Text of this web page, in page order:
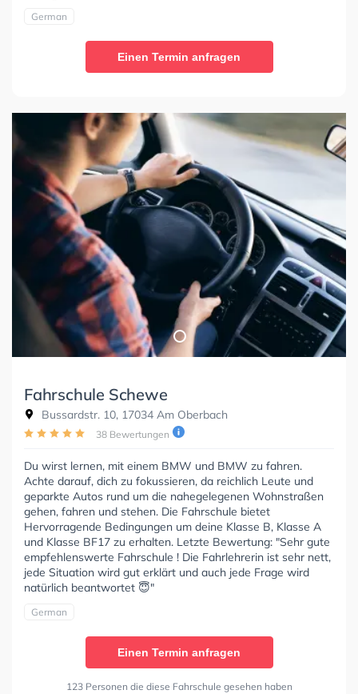
German
Einen Termin anfragen
Fahrschule Schewe
Bussardstr. 10, 17034 Am Oberbach
38 Bewertungen
Du wirst lernen, mit einem BMW und BMW zu fahren.
Achte darauf, dich zu fokussieren, da reichlich Leute und
geparkte Autos rund um die nahegelegenen Wohnstraßen
gehen, fahren und stehen. Die Fahrschule bietet
Hervorragende Bedingungen um deine Klasse B, Klasse A
und Klasse BF17 zu erhalten. Letzte Bewertung: "Sehr gute
empfehlenswerte Fahrschule ! Die Fahrlehrerin ist sehr nett,
jede Situation wird gut erklärt und auch jede Frage wird
natürlich beantwortet 😇"
German
Einen Termin anfragen
123 Personen die diese Fahrschule gesehen haben